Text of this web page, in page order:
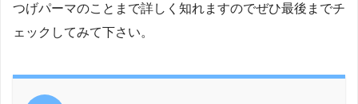
つげパーマのことまで詳しく知れますのでぜひ最後までチ
ェックしてみて下さい。